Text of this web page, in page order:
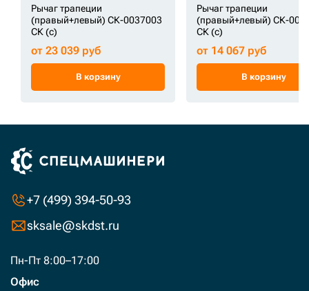
Рычаг трапеции
(правый+левый) СК-0037003
СК (c)
от 23 039 руб
В корзину
Рычаг трапеции
(правый+левый) СК-
СК (c)
от 14 067 руб
В корзину
+7 (499) 394-50-93
sksale@skdst.ru
Пн-Пт 8:00–17:00
Офис